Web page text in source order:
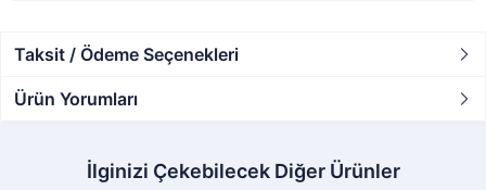
Taksit / Ödeme Seçenekleri
Ürün Yorumları
İlginizi Çekebilecek Diğer Ürünler